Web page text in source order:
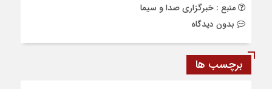
منبع : خبرگزاری صدا و سیما
بدون دیدگاه
برچسب ها